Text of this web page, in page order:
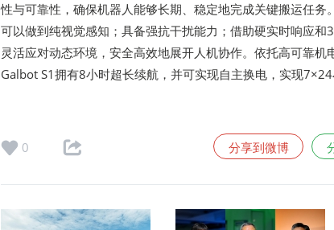
性与可靠性，确保机器人能够长期、稳定地完成关键搬运任务
可以做到纯视觉感知；具备强抗干扰能力；借助硬实时响应和
灵活应对动态环境，安全高效地展开人机协作。依托高可靠机
Galbot S1拥有8小时超长续航，并可实现自主换电，实现7×24
0 分享到微博